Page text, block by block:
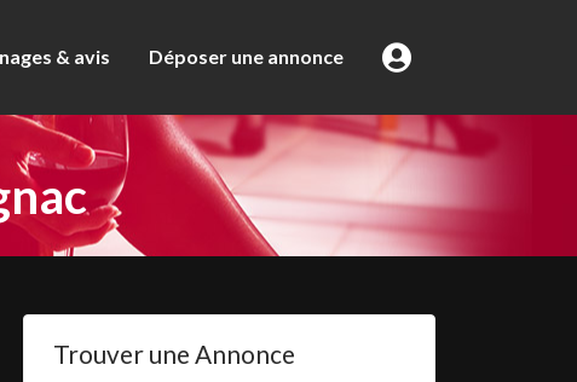
& avis Déposer une annonce
Trouver une Annonce